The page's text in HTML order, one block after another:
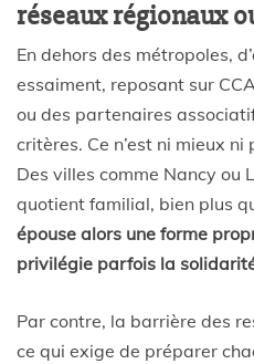
réseaux régionaux
En dehors des métropoles,
essaiment, reposant sur
ou des partenaires
critères. Ce n’est ni mieux
Des villes comme Nancy ou
quotient familial, bien plus
épouse alors une forme
privilégie parfois la
Par contre, la barrière des
ce qui exige de préparer